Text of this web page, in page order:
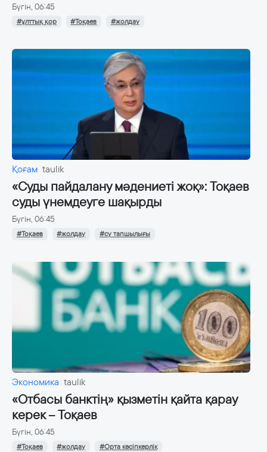
Бүгін, 06:45
#ұлттық қор #Тоқаев #жолдау
Қоғам taulik
«Суды пайдалану мәдениеті жоқ»: Тоқаев
суды үнемдеуге шақырды
Бүгін, 06:45
#Тоқаев #жолдау #су тапшылығы
Экономика taulik
«Отбасы банктің» қызметін қайта қарау
керек – Тоқаев
Бүгін, 06:45
#Тоқаев #жолдау #Орта кәсіпкерлік